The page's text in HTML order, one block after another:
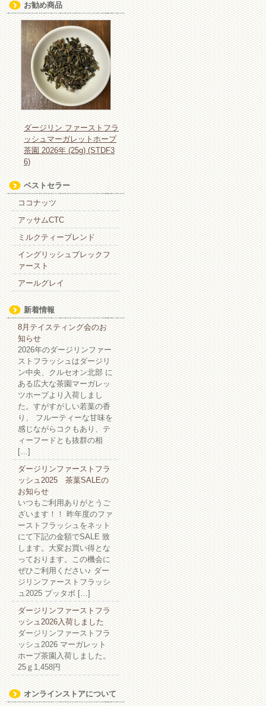
お勧め商品
ダージリン ファーストフラ
ッシュマーガレットホープ
茶園 2026年 (25g) (STDF3
6)
ベストセラー
ココナッツ
アッサムCTC
ミルクティーブレンド
イングリッシュブレックフ
ァースト
アールグレイ
新着情報
8月テイスティング会のお
知らせ
2026年のダージリンファー
ストフラッシュはダージリ
ン中央、クルセオン北部 に
ある広大な茶園マーガレッ
ツホープより入荷しまし
た。すがすがしい若葉の香
り、 フルーティーな甘味を
感じながらコクもあり、テ
ィーフードとも抜群の相
[…]
ダージリンファーストフラ
ッシュ2025 茶葉SALEの
お知らせ
いつもご利用ありがとうご
ざいます！！ 昨年度のファ
ーストフラッシュをネット
にて下記の金額でSALE 致
します。大変お買い得とな
っております。この機会に
ぜひご利用ください♪ ダー
ジリンファーストフラッシ
ュ2025 プッタボ […]
ダージリンファーストフラ
ッシュ2026入荷しました
ダージリンファーストフラ
ッシュ2026 マーガレット
ホープ茶園入荷しました。
25ｇ1,458円
オンラインストアについて